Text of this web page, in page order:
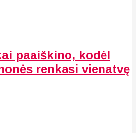
paaiškino, kodėl
renkasi vienatvę